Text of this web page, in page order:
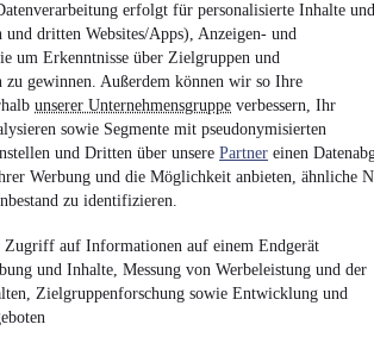
erfolgt für personalisierte Inhalte und
und dritten Websites/Apps), Anzeigen- und
um Erkenntnisse über Zielgruppen und
gewinnen. Außerdem können wir so Ihre
unserer Unternehmensgruppe verbessern, Ihr
sowie Segmente mit pseudonymisierten
und Dritten über unsere Partner einen
Werbung und die Möglichkeit anbieten, ähnliche
zu identifizieren.
Zugriff auf Informationen auf einem Endgerät
und Inhalte, Messung von Werbeleistung und der
Zielgruppenforschung sowie Entwicklung und
schnell und einfach
App installieren